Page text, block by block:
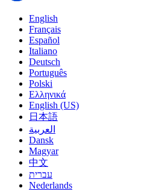
English
Français
Español
Italiano
Deutsch
Português
Polski
Ελληνικά
English (US)
日本語
العربية
Dansk
Magyar
中文
עברית
Nederlands